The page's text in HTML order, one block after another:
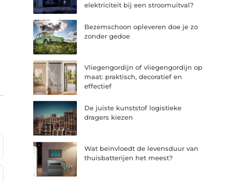
elektriciteit bij een stroomuitval?
Bezemschoon opleveren doe je zo
zonder gedoe
Vliegengordijn of vliegengordijn op
maat: praktisch, decoratief en
effectief
De juiste kunststof logistieke
dragers kiezen
Wat beïnvloedt de levensduur van
thuisbatterijen het meest?